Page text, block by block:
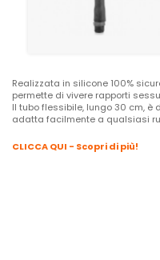
Realizzata in silicone 100%
permette di vivere rapporti
Il tubo flessibile, lungo 30 cm,
adatta facilmente a qualsiasi
CLICCA QUI - Scopri di più!